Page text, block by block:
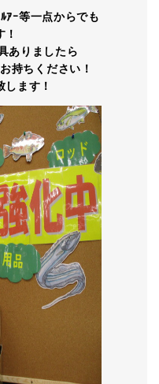
ｱｰ等一点からでも
ありましたら
持ちください！
します！